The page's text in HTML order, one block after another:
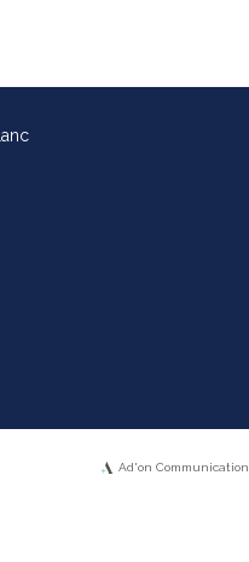
Ad'on Communication